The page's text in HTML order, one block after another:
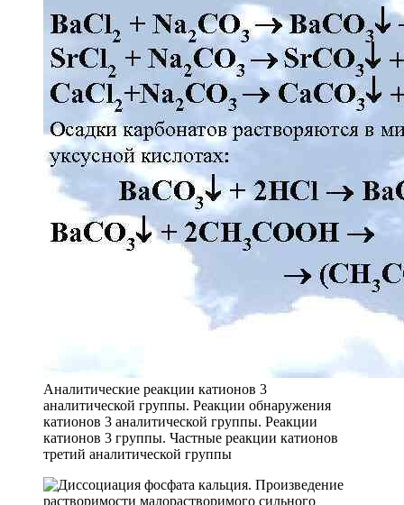
Аналитические реакции катионов 3
аналитической группы. Реакции обнаружения
катионов 3 аналитической группы. Реакции
катионов 3 группы. Частные реакции катионов
третий аналитической группы